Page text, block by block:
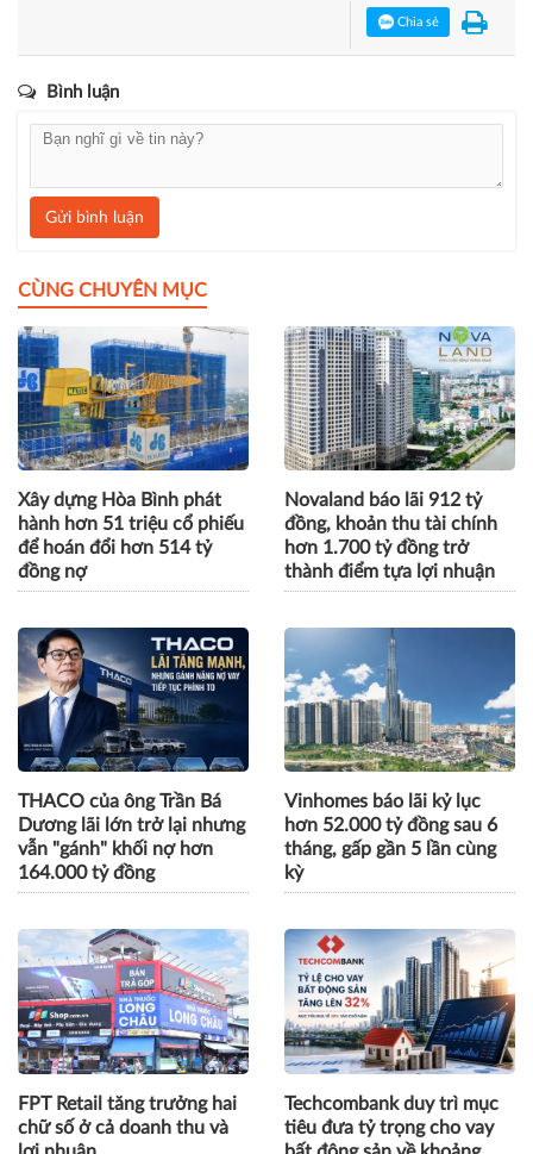
Chia sẻ
Bình luận
Gửi bình luận
CÙNG CHUYÊN MỤC
Xây dựng Hòa Bình phát
hành hơn 51 triệu cổ phiếu
để hoán đổi hơn 514 tỷ
đồng nợ
Novaland báo lãi 912 tỷ
đồng, khoản thu tài chính
hơn 1.700 tỷ đồng trở
thành điểm tựa lợi nhuận
THACO của ông Trần Bá
Dương lãi lớn trở lại nhưng
vẫn "gánh" khối nợ hơn
164.000 tỷ đồng
Vinhomes báo lãi kỷ lục
hơn 52.000 tỷ đồng sau 6
tháng, gấp gần 5 lần cùng
kỳ
FPT Retail tăng trưởng hai
chữ số ở cả doanh thu và
Techcombank duy trì mục
tiêu đưa tỷ trọng cho vay